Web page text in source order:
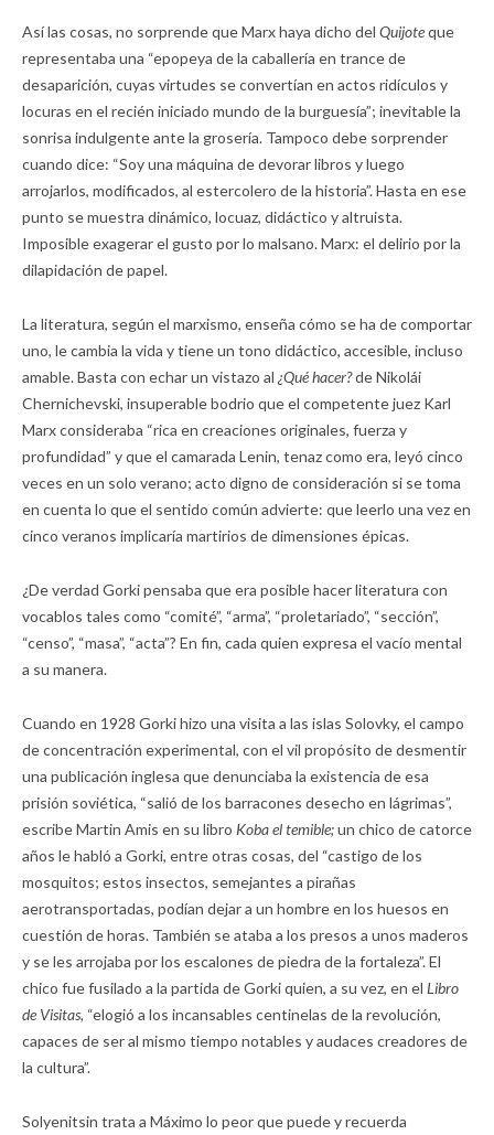
Así las cosas, no sorprende que Marx haya dicho del Quijoteque
representaba una “epopeya de la caballería en trance de
desaparición, cuyas virtudes se convertían en actos ridículos y
locuras en el recién iniciado mundo de la burguesía”; inevitable la
sonrisa indulgente ante la grosería. Tampoco debe sorprender
cuando dice: “Soy una máquina de devorar libros y luego
arrojarlos, modificados, al estercolero de la historia”. Hasta en ese
punto se muestra dinámico, locuaz, didáctico y altruista.
Imposible exagerar el gusto por lo malsano. Marx: el delirio por la
dilapidación de papel.
La literatura, según el marxismo, enseña cómo se ha de comportar
uno, le cambia la vida y tiene un tono didáctico, accesible, incluso
amable. Basta con echar un vistazo al ¿Qué hacer?de Nikolái
Chernichevski, insuperable bodrio que el competente juez Karl
Marx consideraba “rica en creaciones originales, fuerza y
profundidad” y que el camarada Lenin, tenaz como era, leyó cinco
veces en un solo verano; acto digno de consideración si se toma
en cuenta lo que el sentido común advierte: que leerlo una vez en
cinco veranos implicaría martirios de dimensiones épicas.
¿De verdad Gorki pensaba que era posible hacer literatura con
vocablos tales como “comité”, “arma”, “proletariado”, “sección”,
“censo”, “masa”, “acta”? En fin, cada quien expresa el vacío mental
a su manera.
Cuando en 1928 Gorki hizo una visita a las islas Solovky, el campo
de concentración experimental, con el vil propósito de desmentir
una publicación inglesa que denunciaba la existencia de esa
prisión soviética, “salió de los barracones desecho en lágrimas”,
escribe Martin Amis en su libro Koba el temible;un chico de catorce
años le habló a Gorki, entre otras cosas, del “castigo de los
mosquitos; estos insectos, semejantes a pirañas
aerotransportadas, podían dejar a un hombre en los huesos en
cuestión de horas. También se ataba a los presos a unos maderos
y se les arrojaba por los escalones de piedra de la fortaleza”. El
chico fue fusilado a la partida de Gorki quien, a su vez, en el Libro
de Visitas, “elogió a los incansables centinelas de la revolución,
capaces de ser al mismo tiempo notables y audaces creadores de
la cultura”.
Solyenitsin trata a Máximo lo peor que puede y recuerda